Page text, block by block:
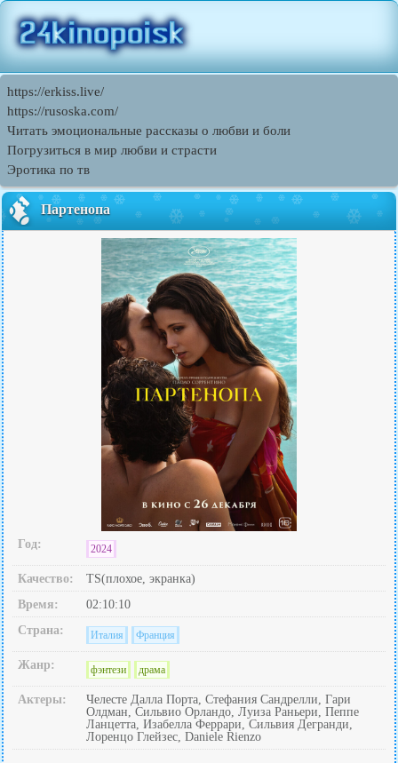
https://erkiss.live/
https://rusoska.com/
Читать эмоциональные рассказы о любви и боли
Погрузиться в мир любви и страсти
Эротика по тв
Партенопа
Год: 2024
Качество:
TS(плохое, экранка)
Время:
02:10:10
Страна:
Италия Франция
Жанр: фэнтези драма
Актеры:
Челесте Далла Порта, Стефания Сандрелли, Гари
Олдман, Сильвио Орландо, Луиза Раньери, Пеппе
Ланцетта, Изабелла Феррари, Сильвия Дегранди,
Лоренцо Глейзес, Daniele Rienzo